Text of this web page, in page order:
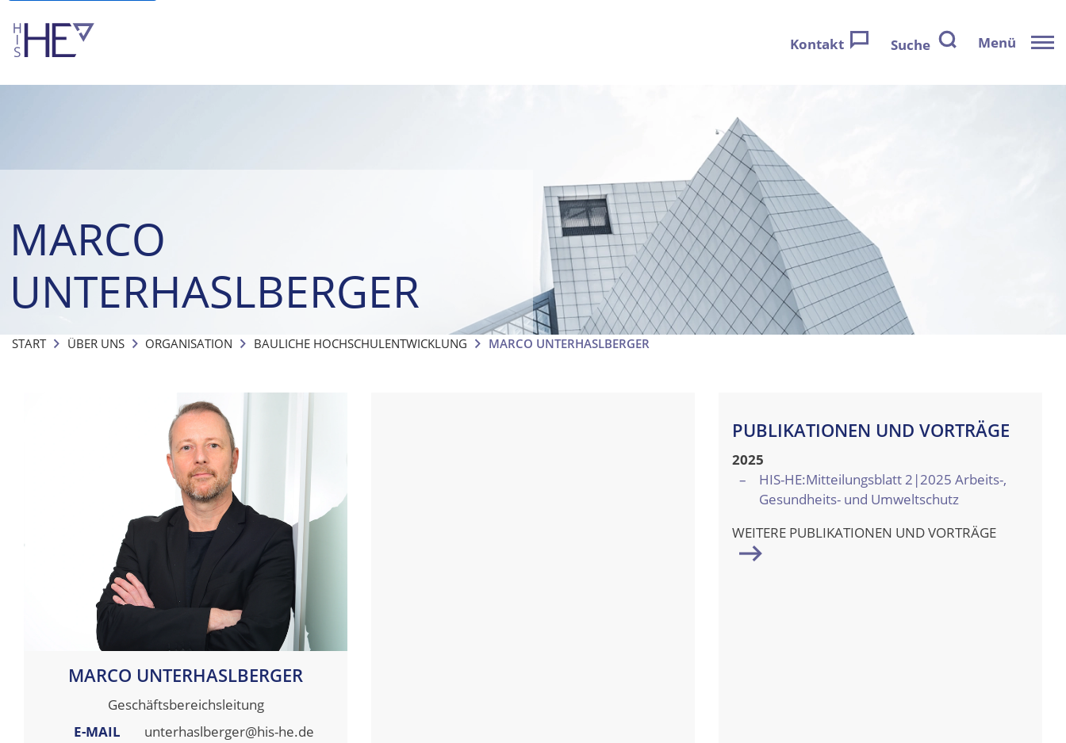
Kontakt Suche Menü
MARCO
UNTERHASLBERGER
START ÜBER UNS ORGANISATION BAULICHE HOCHSCHULENTWICKLUNG MARCO UNTERHASLBERGER
MARCO UNTERHASLBERGER
Geschäftsbereichsleitung
E-MAIL
unterhaslberger@his-he.de
PUBLIKATIONEN UND VORTRÄGE
2025
HIS-HE:Mitteilungsblatt 2|2025 Arbeits-,
Gesundheits- und Umweltschutz
WEITERE PUBLIKATIONEN UND VORTRÄGE